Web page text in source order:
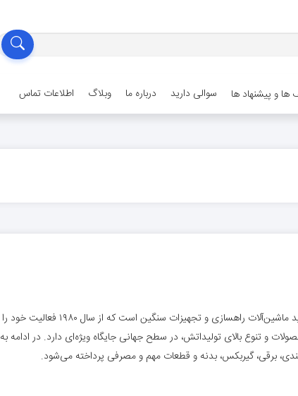
ها و پیشنهاد ها سوالی دارید درباره ما وبلاگ اطلاعات تماس
برند شانتویی (Shantui) یکی از شناخته‌شده‌ترین شرکت‌های چینی در زمینه تولید ماشین‌آلات راهسازی و تجهیزات سنگین است که از سال ۱۹۸۰ فعالیت خود را
و تنوع بالای تولیداتش، در سطح جهانی جایگاه ویژه‌ای دارد. در ادامه به
برقی، گیربکس، بدنه و قطعات مهم و مصرفی پرداخته می‌شود.